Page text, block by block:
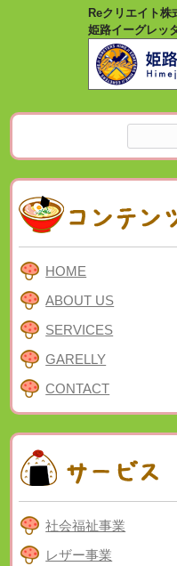
Reクリエイト株
姫路イーグレッ
索:
HOME
ABOUT US
SERVICES
GARELLY
CONTACT
社会福祉事業
レザー事業